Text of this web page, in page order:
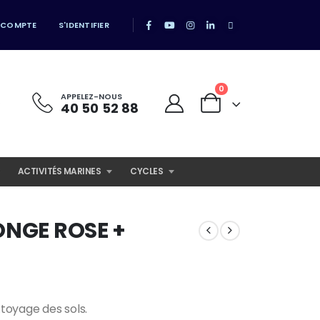
S'IDENTIFIER
APPELEZ-NOUS
40 50 52 88
0
ACTIVITÉS MARINES CYCLES
ROSE +
des sols.